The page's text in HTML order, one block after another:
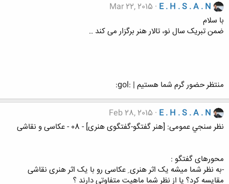
E . H . S . A . N
Mar 22, 2015
با سلام
ضمن تبریک سال نو، تالار هنر برگزار می کند ..
منتظر حضور گرم شما هستیم | :gol:
E . H . S . A . N
Feb 28, 2015
نظر سنجي عمومی: [هنر گفتگو-گفتگوی هنری] - 08 - عکاسی و نقاشی
محورهای گفتگو :
-به نظر شما میشه یک اثر هنری ِ عکاسی رو با یک اثر هنری نقاشی
مقایسه کرد؟ یا از نظر شما ماهیت متفاوتی دارند ؟